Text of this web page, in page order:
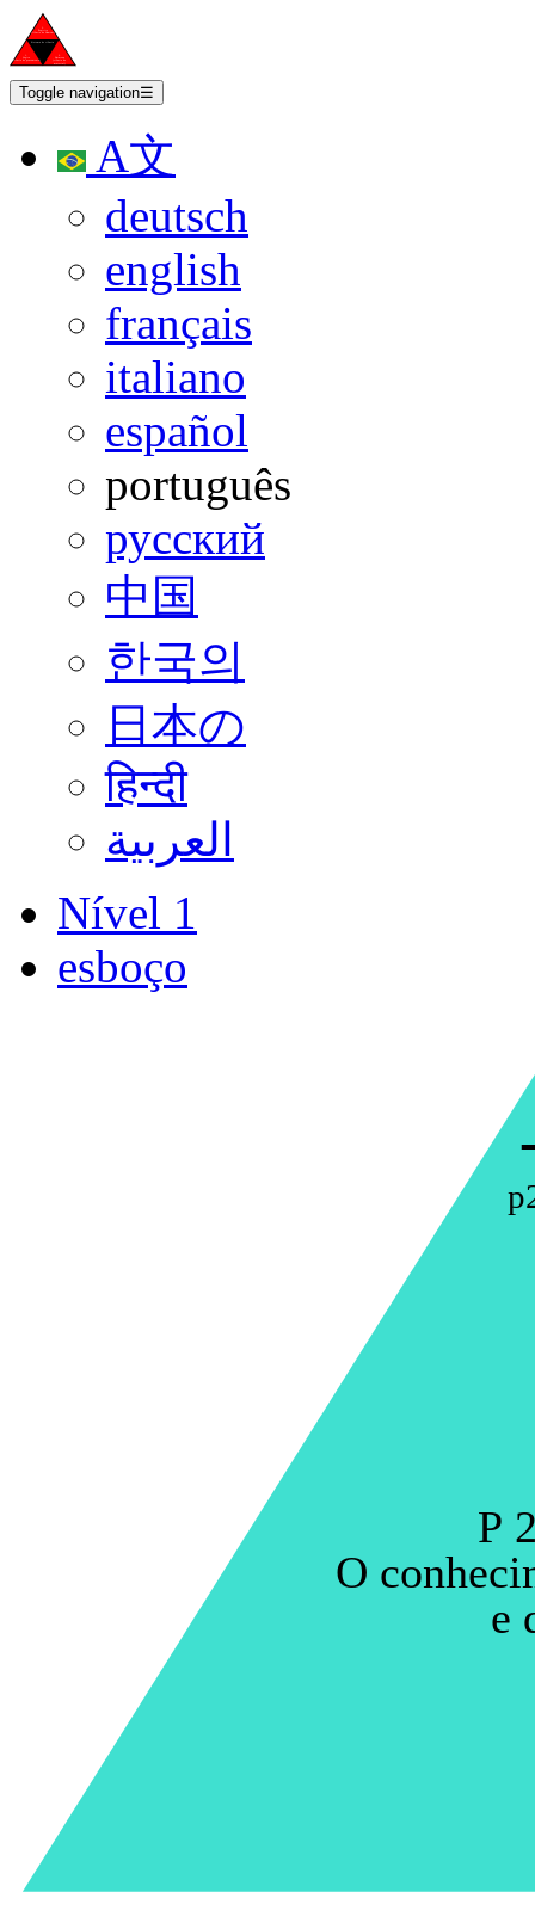
Toggle navigation☰
A文
deutsch
english
français
italiano
español
português
русский
中国
한국의
日本の
हिन्दी
العربية
Nível 1
esboço
P
O
e